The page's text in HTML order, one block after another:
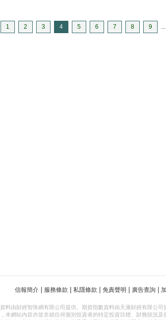
1 2 3 4 5 6 7 8 9 ...
信報簡介 服務條款 私隱條款 免責聲明 廣告查詢
料由財經智珠網有限公司提供。期貨指數資料由天滙財經有限公司
本網站內容亦並非就任何個別投資者的特定投資目標、財務狀況